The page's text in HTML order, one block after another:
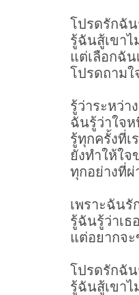
โปรดรักฉัน
รู้ฉันสู้เขาไ
แต่เลือกฉั
โปรดถามใ
รู้ว่าระหว่า
ฉันรู้ว่าใจ
รู้ทุกครั้งที่เ
ยังทำให้ใจ
ทุกอย่างที่ผ่
เพราะฉันรั
รู้ฉันรู้ว่าเธ
แต่อยากจะ
โปรดรักฉัน
รู้ฉันสู้เขาไ